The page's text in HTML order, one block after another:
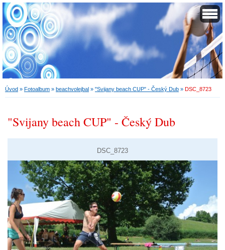
Úvod » Fotoalbum » beachvolejbal » "Svijany beach CUP" - Český Dub » DSC_8723
"Svijany beach CUP" - Český Dub
DSC_8723